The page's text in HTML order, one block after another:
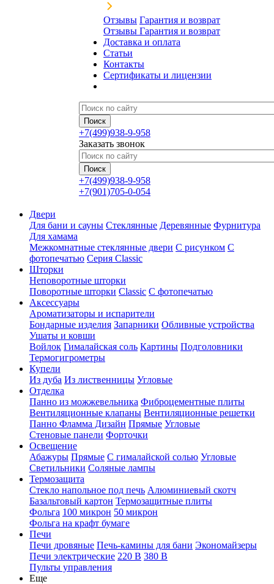
Отзывы Гарантия и возврат
Отзывы Гарантия и возврат
Доставка и оплата
Статьи
Контакты
Сертификаты и лицензии
+7(499)938-9-958
Заказать звонок
+7(499)938-9-958
+7(901)705-0-054
Двери
Для бани и сауны Стеклянные Деревянные Фурнитура
Для хамама
Межкомнатные стеклянные двери С рисунком С
фотопечатью Серия Classic
Шторки
Неповоротные шторки
Поворотные шторки Classic С фотопечатью
Аксессуары
Ароматизаторы и испарители
Бондарные изделия Запарники Обливные устройства
Ушаты и ковши
Войлок Гималайская соль Картины Подголовники
Термогигрометры
Купели
Из дуба Из лиственницы Угловые
Отделка
Панно из можжевельника Фиброцементные плиты
Вентиляционные клапаны Вентиляционные решетки
Панно Фламма Дизайн Прямые Угловые
Стеновые панели Форточки
Освещение
Абажуры Прямые С гималайской солью Угловые
Светильники Соляные лампы
Термозащита
Стекло напольное под печь Алюминиевый скотч
Базальтовый картон Термозащитные плиты
Фольга 100 микрон 50 микрон
Фольга на крафт бумаге
Печи
Печи дровяные Печь-камины для бани Экономайзеры
Печи электрические 220 В 380 В
Пульты управления
Еще